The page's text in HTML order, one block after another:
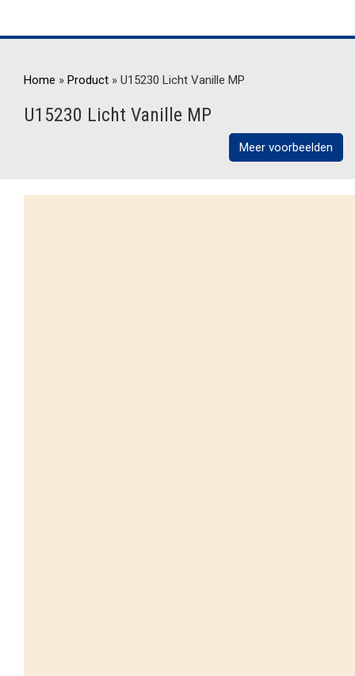
Home » Product » U15230 Licht Vanille MP
U15230 Licht Vanille MP
Meer voorbeelden